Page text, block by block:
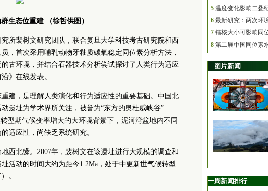
生态位重建 （徐哲供图）
所裴树文研究团队，联合复旦大学科技考古研究院和西
，首次采用哺乳动物牙釉质碳氧稳定同位素分析方法，
古环境，并结合石器技术分析尝试探讨了人类行为适应
》在线发表。
建，是理解人类演化和行为适应性的重要基础。中国北
遗址为学术界所关注，被誉为“东方的奥杜威峡谷”
型期气候变率增大的大环境背景下，泥河湾盆地内不同
适应性，尚缺乏系统研究。
西北缘。2007年，裴树文在该遗址进行大规模的调查和
活动的时间大约为距今1.2Ma，处于中更新世气候转型
。
5 温度变化影响二叠
6 最新研究：两次环
7 镭核大小可影响同
8 第二届中国同位素
图片新闻
一周新闻排行